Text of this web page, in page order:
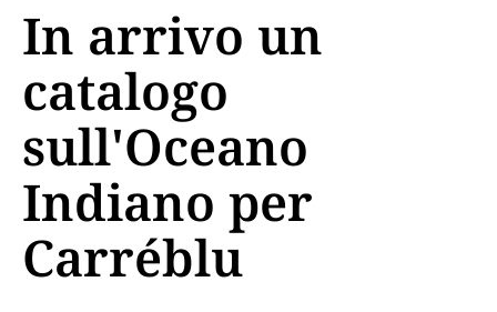
In arrivo un
catalogo
sull'Oceano
Indiano per
Carréblu